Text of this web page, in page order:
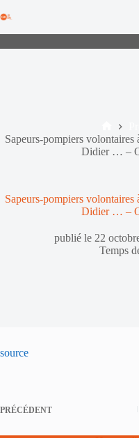
au
Sapeurs-pompiers
Didier … –
Sapeurs-pompiers
Didier … –
publié le 22
Temps
source
PRÉCÉDENT